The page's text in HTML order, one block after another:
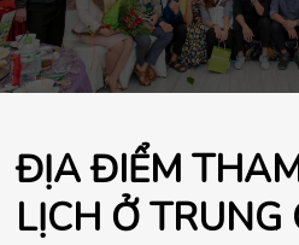
ĐỊA ĐIỂM
LỊCH Ở TRUNG